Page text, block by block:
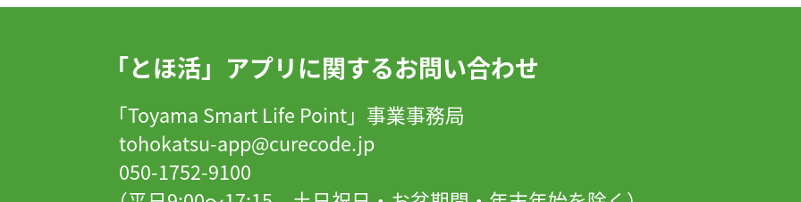
「とほ活」アプリに関するお問い合わせ
「Toyama Smart Life Point」事業事務局
tohokatsu-app@curecode.jp
050-1752-9100